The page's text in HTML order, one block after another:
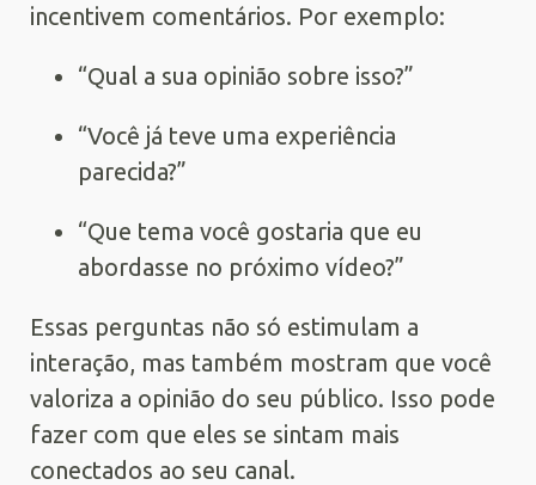
incentivem comentários. Por exemplo:
“Qual a sua opinião sobre isso?”
“Você já teve uma experiência
parecida?”
“Que tema você gostaria que eu
abordasse no próximo vídeo?”
Essas perguntas não só estimulam a
interação, mas também mostram que você
valoriza a opinião do seu público. Isso pode
fazer com que eles se sintam mais
conectados ao seu canal.